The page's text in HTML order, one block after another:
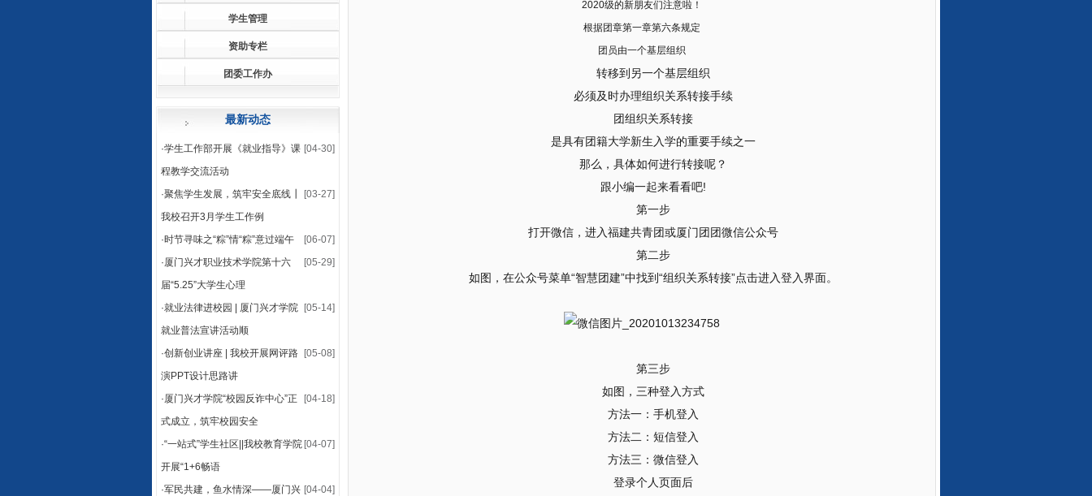
学生管理
资助专栏
团委工作办
最新动态
[04-30]
·学生工作部开展《就业指导》课
程教学交流活动
[03-27]
·聚焦学生发展，筑牢安全底线┃
我校召开3月学生工作例
[06-07]
·时节寻味之“粽”情“粽”意过端午
[05-29]
·厦门兴才职业技术学院第十六
届“5.25”大学生心理
[05-14]
·就业法律进校园 | 厦门兴才学院
就业普法宣讲活动顺
[05-08]
·创新创业讲座 | 我校开展网评路
演PPT设计思路讲
[04-18]
·厦门兴才学院“校园反诈中心”正
式成立，筑牢校园安全
[04-07]
·“一站式”学生社区||我校教育学院
开展“1+6畅语
[04-04]
·军民共建，鱼水情深——厦门兴
2020级的新朋友们注意啦！
根据团章第一章第六条规定
团员由一个基层组织
转移到另一个基层组织
必须及时办理组织关系转接手续
团组织关系转接
是具有团籍大学新生入学的重要手续之一
那么，具体如何进行转接呢？
跟小编一起来看看吧!
第一步
打开微信，进入福建共青团或厦门团团微信公众号
第二步
如图，在公众号菜单“智慧团建”中找到“组织关系转接”点击进入登入界面。
第三步
如图，三种登入方式
方法一：手机登入
方法二：短信登入
方法三：微信登入
登录个人页面后